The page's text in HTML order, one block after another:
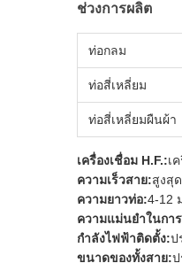
ช่วงการผลิต
ท่อกลม
ท่อสี่เหลี่ยม
ท่อสี่เหลี่ยมผืนผ้า
เครื่องเชื่อม H.F.:เ
ความเร็วสาย:สูงสุ
ความยาวท่อ:4-12
ความแม่นยำในกา
กำลังไฟฟ้าติดตั้ง:ป
ขนาดของทั้งสาย:ป